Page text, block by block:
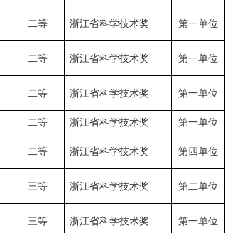
二等 浙江省科学技术奖 第一单位
二等 浙江省科学技术奖 第一单位
二等 浙江省科学技术奖 第一单位
二等 浙江省科学技术奖 第一单位
二等 浙江省科学技术奖 第四单位
三等 浙江省科学技术奖 第二单位
三等 浙江省科学技术奖 第一单位